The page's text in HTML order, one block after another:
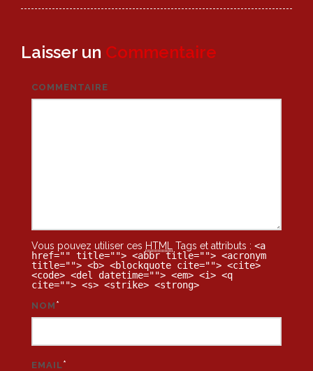
Laisser un Commentaire
COMMENTAIRE
Vous pouvez utiliser ces HTML Tags et attributs : <a
href="" title=""> <abbr title=""> <acronym
title=""> <b> <blockquote cite=""> <cite>
<code> <del datetime=""> <em> <i> <q
cite=""> <s> <strike> <strong>
NOM *
EMAIL*